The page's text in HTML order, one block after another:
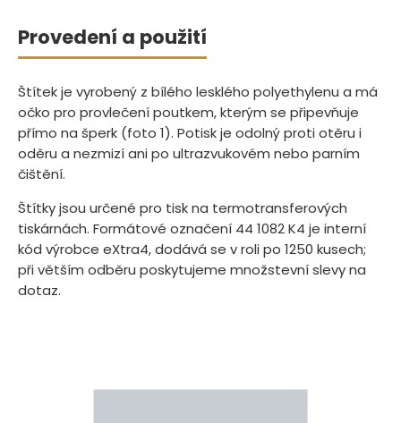
Provedení a použití
Štítek je vyrobený z bílého lesklého polyethylenu a má
očko pro provlečení poutkem, kterým se připevňuje
přímo na šperk (foto 1). Potisk je odolný proti otěru i
oděru a nezmizí ani po ultrazvukovém nebo parním
čištění.
Štítky jsou určené pro tisk na termotransferových
tiskárnách. Formátové označení 44 1082 K4 je interní
kód výrobce eXtra4, dodává se v roli po 1250 kusech;
při větším odběru poskytujeme množstevní slevy na
dotaz.